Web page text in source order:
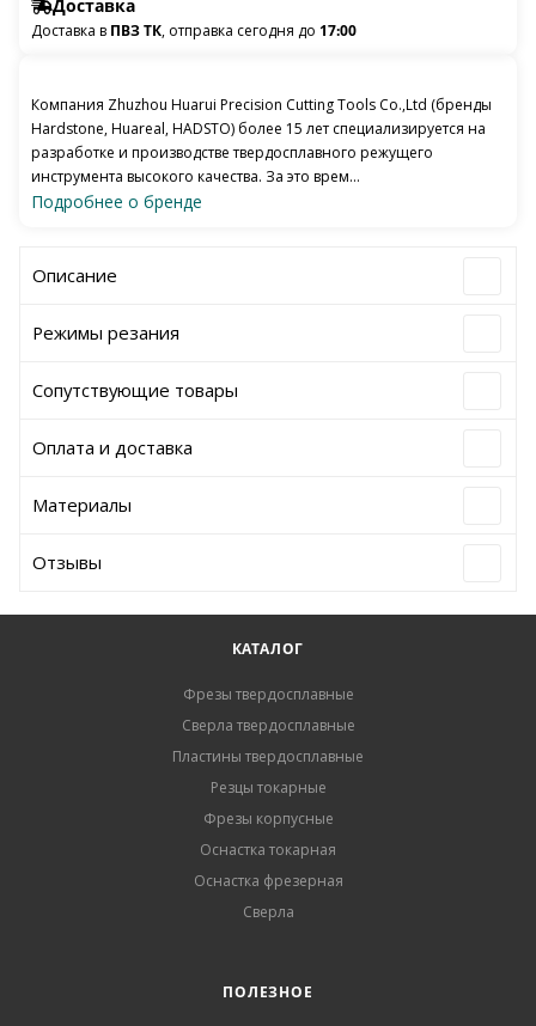
Доставка
Доставка в ПВЗ ТК, отправка сегодня до 17:00
Компания Zhuzhou Huarui Precision Cutting Tools Co.,Ltd (бренды
Hardstone, Huareal, HADSTO) более 15 лет специализируется на
разработке и производстве твердосплавного режущего
инструмента высокого качества. За это врем...
Подробнее о бренде
Описание
Режимы резания
Сопутствующие товары
Оплата и доставка
Материалы
Отзывы
КАТАЛОГ
Фрезы твердосплавные
Сверла твердосплавные
Пластины твердосплавные
Резцы токарные
Фрезы корпусные
Оснастка токарная
Оснастка фрезерная
Сверла
ПОЛЕЗНОЕ